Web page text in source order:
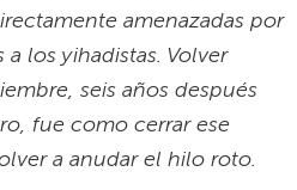
en una tierra donde esta
del mundo, se ha
difícil. ¿Cómo alimentarla?
del 2020, siento dentro